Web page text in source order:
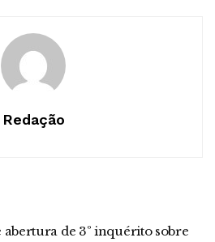
Redação
abertura de 3º inquérito sobre